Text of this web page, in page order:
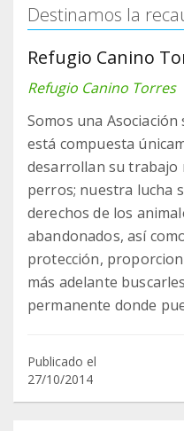
Destinamos la
Refugio Canino
Refugio Canino Torres
Somos una
está compuesta
desarrollan su trabajo
perros; nuestra lucha
derechos de los
abandonados, así
protección,
más adelante
permanente donde
Publicado el
27/10/2014